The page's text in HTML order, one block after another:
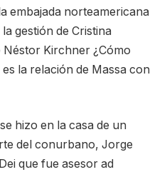
embajada norteamericana
gestión de Cristina
Néstor Kirchner ¿Cómo
la relación de Massa con
hizo en la casa de un
del conurbano, Jorge
que fue asesor ad